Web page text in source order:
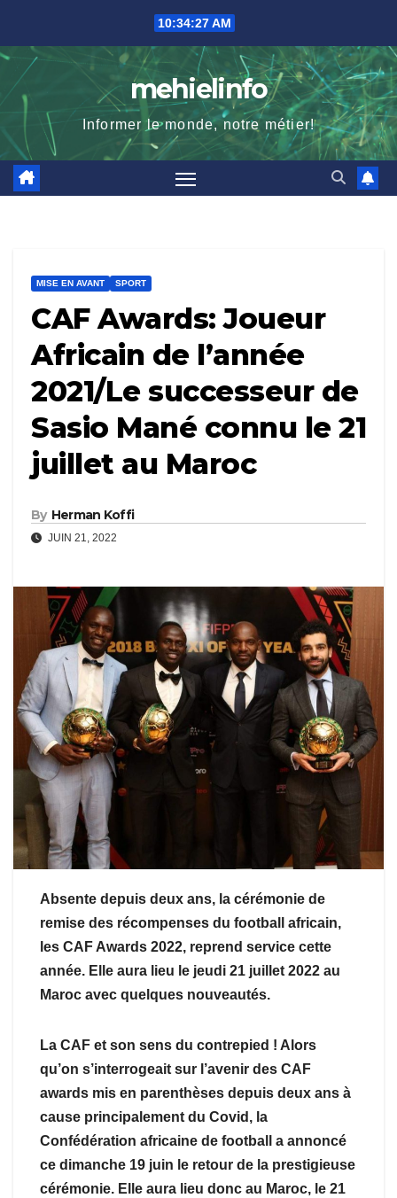
content
10:34:28 AM
mehielinfo
Informer le monde, notre métier!
MISE EN AVANT SPORT
CAF Awards: Joueur
Africain de l’année
2021/Le successeur de
Sasio Mané connu le 21
juillet au Maroc
By Herman Koffi
JUIN 21, 2022
Absente depuis deux ans, la cérémonie de
remise des récompenses du football africain,
les CAF Awards 2022, reprend service cette
année. Elle aura lieu le jeudi 21 juillet 2022 au
Maroc avec quelques nouveautés.
La CAF et son sens du contrepied ! Alors
qu’on s’interrogeait sur l’avenir des CAF
awards mis en parenthèses depuis deux ans à
cause principalement du Covid, la
Confédération africaine de football a annoncé
ce dimanche 19 juin le retour de la prestigieuse
cérémonie. Elle aura lieu donc au Maroc, le 21